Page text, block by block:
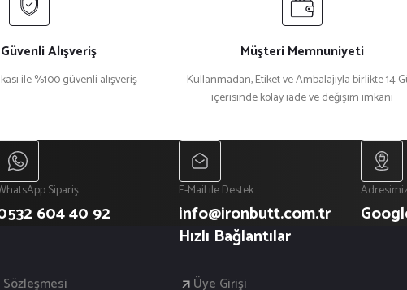
Alışveriş
ile %100 güvenli alışveriş
Müşteri Memnuniyeti
Kullanmadan, Etiket ve Ambalajıyla birlikte 14
içerisinde kolay iade ve değişim imkanı
Sipariş
604 40 92
E-Mail ile Destek
info@ironbutt.com.tr
Hızlı Bağlantılar
Üye Girişi